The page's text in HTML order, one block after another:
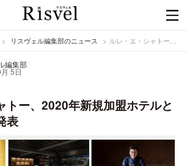
リスヴェル編集部のニュース ルレ・エ・シャトー、2020年新規加盟ホテルとレストランを発表
編集部
5日
トー、2020年新規加盟ホテルと
表